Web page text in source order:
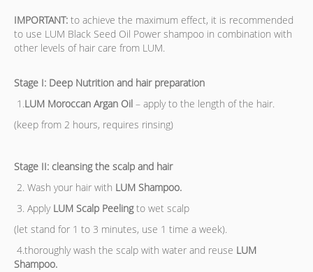
IMPORTANT: to achieve the maximum effect, it is recommended
to use LUM Black Seed Oil Power shampoo in combination with
other levels of hair care from LUM.
Stage I: Deep Nutrition and hair preparation
1.LUM Moroccan Argan Oil – apply to the length of the hair.
(keep from 2 hours, requires rinsing)
Stage II: cleansing the scalp and hair
2. Wash your hair with LUM Shampoo.
3. Apply LUM Scalp Peelingto wet scalp
(let stand for 1 to 3 minutes, use 1 time a week).
4.thoroughly wash the scalp with water and reuse LUM
Shampoo.